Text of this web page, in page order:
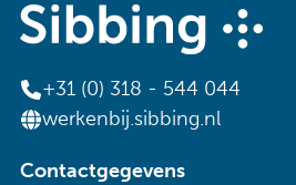
+31 (0) 318 - 544 044
werkenbij.sibbing.nl
Contactgegevens